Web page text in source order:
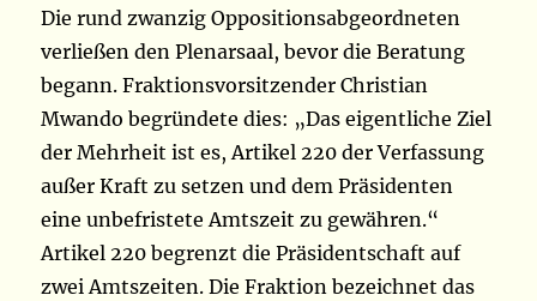
Die rund zwanzig Oppositionsabgeordneten
verließen den Plenarsaal, bevor die Beratung
begann. Fraktionsvorsitzender Christian
Mwando begründete dies: „Das eigentliche Ziel
der Mehrheit ist es, Artikel 220 der Verfassung
außer Kraft zu setzen und dem Präsidenten
eine unbefristete Amtszeit zu gewähren.“
Artikel 220 begrenzt die Präsidentschaft auf
zwei Amtszeiten. Die Fraktion bezeichnet das